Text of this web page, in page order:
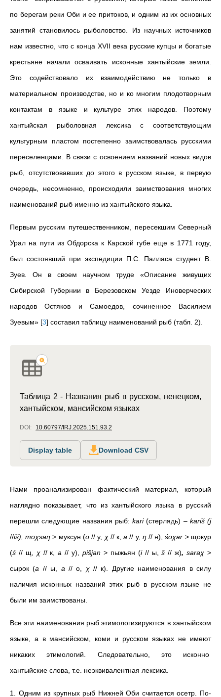
по берегам реки Оби и ее притоков, и одним из их основных
занятий становилось рыболовство. Из научных источников
нам известно, что с конца XVII века русские купцы и богатые
крестьяне начали осваивать исконные хантыйские земли.
Это содействовало их взаимодействию не только в
материальном производстве, но и ко многим плодотворным
контактам в языке и культуре этих народов. Поэтому
хантыйская рыболовная лексика с соответствующим
культурным пластом постепенно заимствовалась русскими
переселенцами. В связи с освоением названий новых видов
рыб, отсутствовавших до этого в русском языке, в первую
очередь, несомненно, происходили заимствования многих
наименований рыб именно из хантыйского языка.
Первым русским путешественником, пересекшим Северный
Урал на пути из Обдорска к Карской губе еще в 1771 году,
был состоявший при экспедиции П.С. Палласа студент В.
Зуев. Он в своем научном труде «Описание живущих
Сибирской Губернии в Березовском Уезде Иноверческих
народов Остяков и Самоедов, сочиненное Василием
Зуевым» [3] составил таблицу наименований рыб (табл. 2).
Таблица 2 - Названия рыб в русском, ненецком,
хантыйском, мансийском языках
DOI: 10.60797/IRJ.2025.151.93.2
Display table Download CSV
Нами проанализирован фактический материал, который
наглядно показывает, что из хантыйского языка в русский
перешли следующие названия рыб: kari(стерлядь) – kariš (j
//iš), moχsaŋ> муксун (o// у, χ// к,a // у, ŋ// н),śoχar > щокур
(ś // щ, χ// к,a// у),pišjan > пыжьян (i// ы,š // ж),saraχ>
сырок (a // ы, a // о, χ// к). Другие наименования в силу
наличия исконных названий этих рыб в русском языке не
были им заимствованы.
Все эти наименования рыб этимологизируются в хантыйском
языке, а в мансийском, коми и русском языках не имеют
никаких этимологий. Следовательно, это исконно
хантыйские слова, т.е. неэквивалентная лексика.
1. Одним из крупных рыб Нижней Оби считается осетр. По-